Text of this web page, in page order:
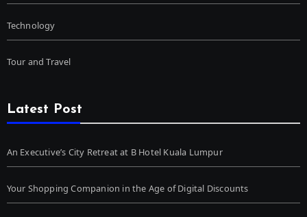
Technology
Tour and Travel
Latest Post
An Executive’s City Retreat at B Hotel Kuala Lumpur
Your Shopping Companion in the Age of Digital Discounts